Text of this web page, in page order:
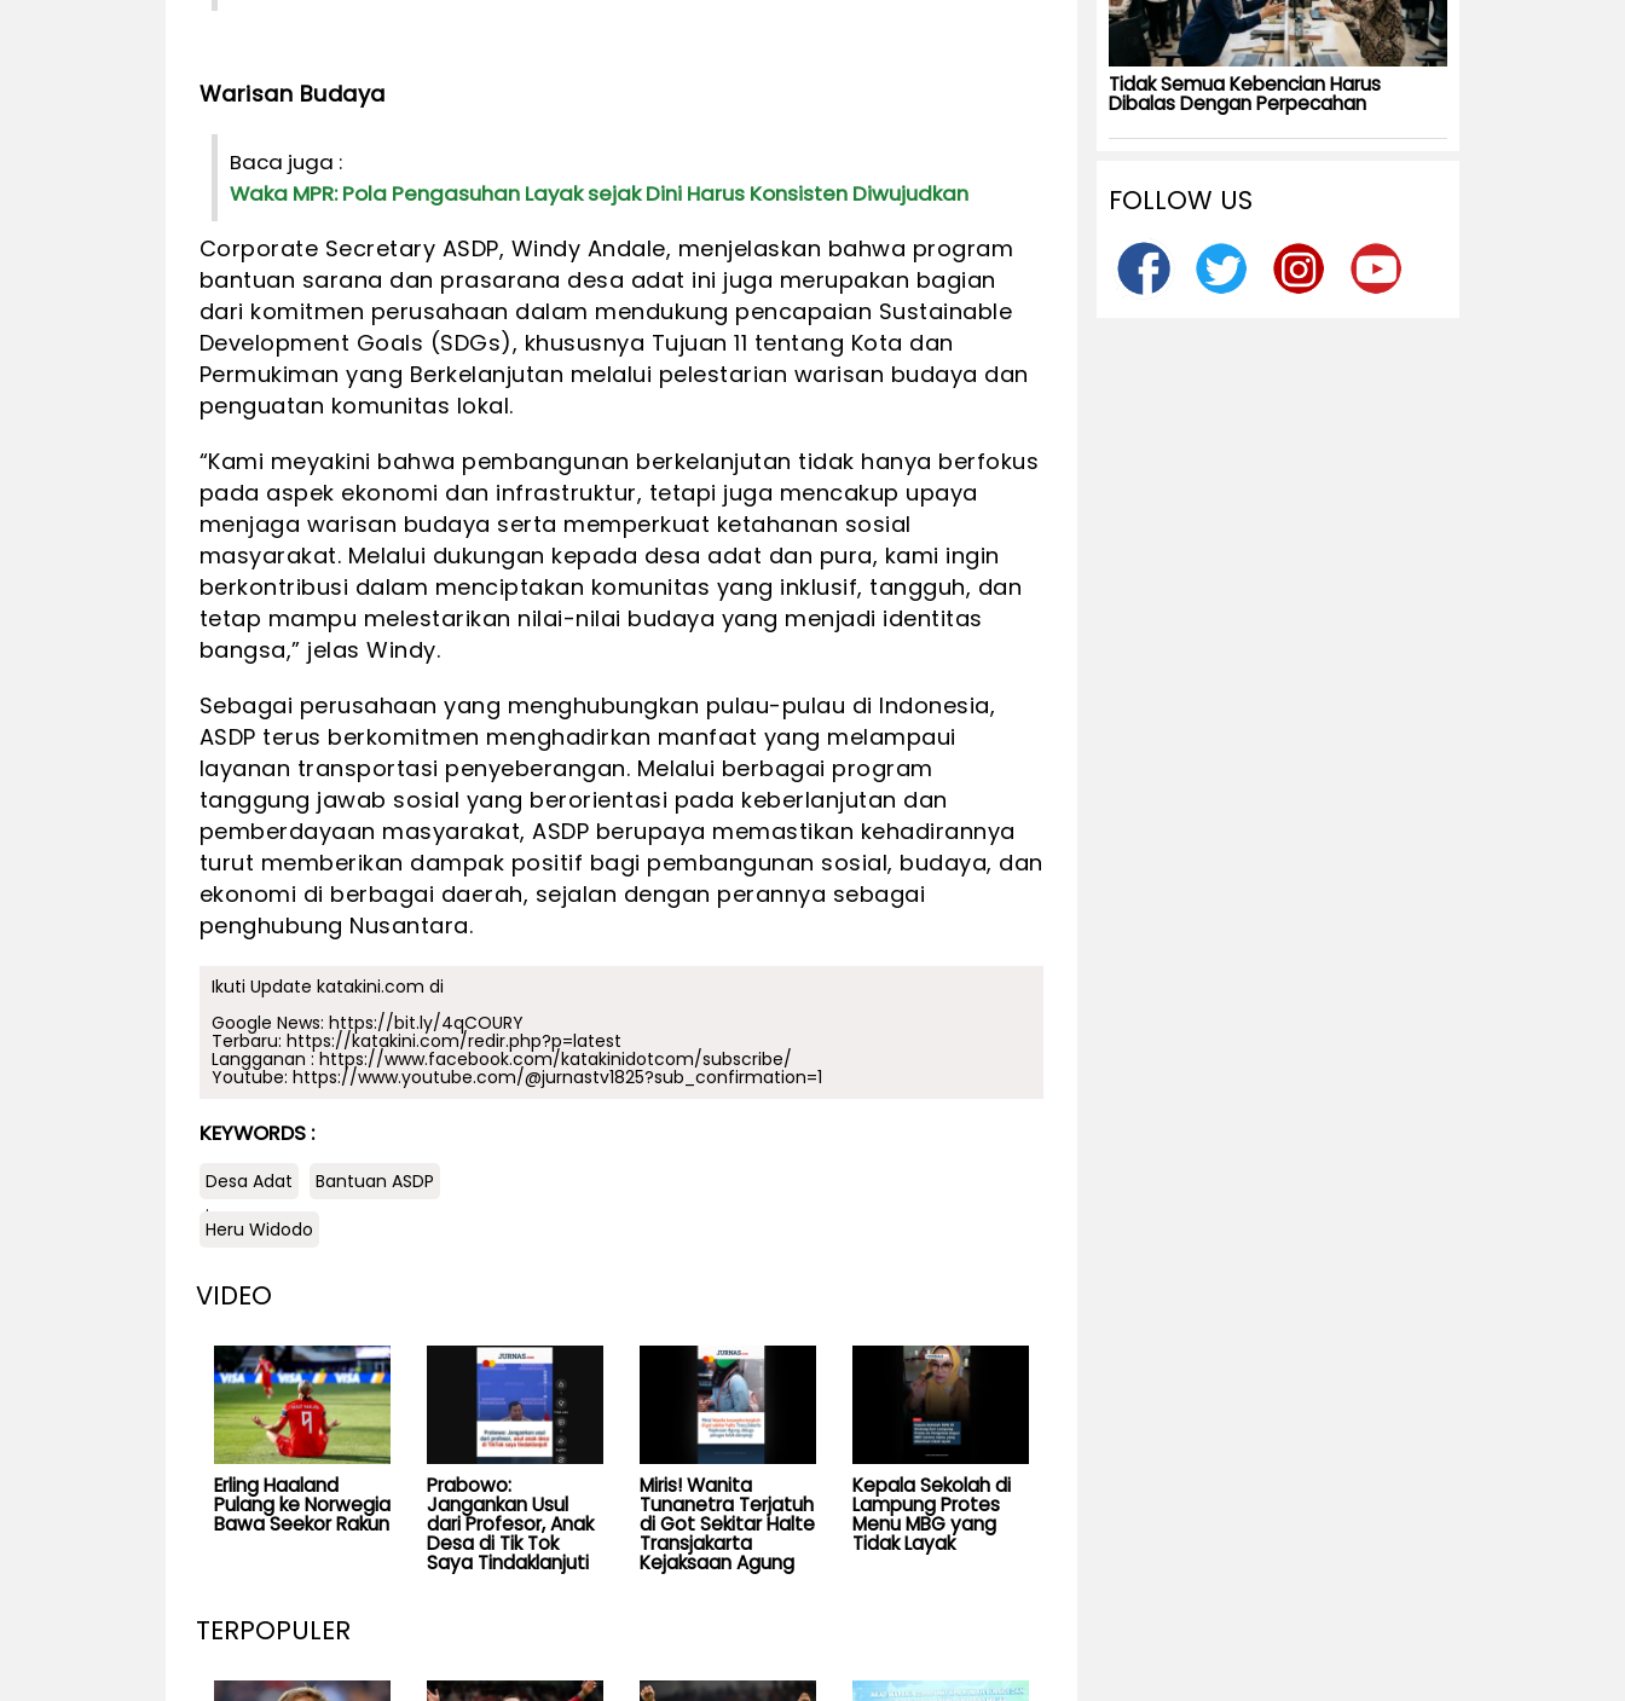
Warisan Budaya
Baca juga :
Waka MPR: Pola Pengasuhan Layak sejak Dini Harus Konsisten Diwujudkan
Corporate Secretary ASDP, Windy Andale, menjelaskan bahwa program
bantuan sarana dan prasarana desa adat ini juga merupakan bagian
dari komitmen perusahaan dalam mendukung pencapaian Sustainable
Development Goals (SDGs), khususnya Tujuan 11 tentang Kota dan
Permukiman yang Berkelanjutan melalui pelestarian warisan budaya dan
penguatan komunitas lokal.
“Kami meyakini bahwa pembangunan berkelanjutan tidak hanya berfokus
pada aspek ekonomi dan infrastruktur, tetapi juga mencakup upaya
menjaga warisan budaya serta memperkuat ketahanan sosial
masyarakat. Melalui dukungan kepada desa adat dan pura, kami ingin
berkontribusi dalam menciptakan komunitas yang inklusif, tangguh, dan
tetap mampu melestarikan nilai-nilai budaya yang menjadi identitas
bangsa,” jelas Windy.
Sebagai perusahaan yang menghubungkan pulau-pulau di Indonesia,
ASDP terus berkomitmen menghadirkan manfaat yang melampaui
layanan transportasi penyeberangan. Melalui berbagai program
tanggung jawab sosial yang berorientasi pada keberlanjutan dan
pemberdayaan masyarakat, ASDP berupaya memastikan kehadirannya
turut memberikan dampak positif bagi pembangunan sosial, budaya, dan
ekonomi di berbagai daerah, sejalan dengan perannya sebagai
penghubung Nusantara.
Ikuti Update katakini.com di
Google News: https://bit.ly/4qCOURY
Terbaru: https://katakini.com/redir.php?p=latest
Langganan : https://www.facebook.com/katakinidotcom/subscribe/
Youtube: https://www.youtube.com/@jurnastv1825?sub_confirmation=1
KEYWORDS :
Desa Adat
Bantuan ASDP
.
Heru Widodo
VIDEO
Erling Haaland
Pulang ke Norwegia
Bawa Seekor Rakun
Prabowo:
Jangankan Usul
dari Profesor, Anak
Desa di Tik Tok
Saya Tindaklanjuti
Miris! Wanita
Tunanetra Terjatuh
di Got Sekitar Halte
Transjakarta
Kejaksaan Agung
Kepala Sekolah di
Lampung Protes
Menu MBG yang
Tidak Layak
TERPOPULER
Tidak Semua Kebencian Harus
Dibalas Dengan Perpecahan
FOLLOW US